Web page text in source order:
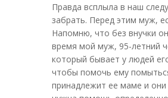
Правда всплыла в наш
забрать. Перед этим муж,
Напомню, что без внучки
время мой муж, 95-летний
который бывает у людей
чтобы помочь ему
принадлежит ее маме и они